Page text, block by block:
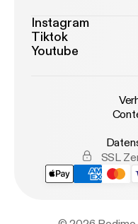
Instagram
Tiktok
Youtube
SSL